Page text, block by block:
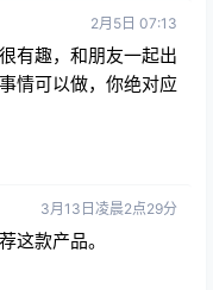
有趣，和朋友一起出
情可以做，你绝对应
这款产品。